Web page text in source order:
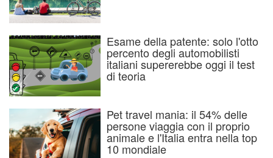
Esame della patente: solo l'otto
percento degli automobilisti
italiani supererebbe oggi il test
di teoria
Pet travel mania: il 54% delle
persone viaggia con il proprio
animale e l'Italia entra nella top
10 mondiale